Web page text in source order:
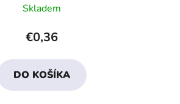
hodnotenie
produktu
je
4,6
z
Skladem
€0,36
DO KOŠÍKA